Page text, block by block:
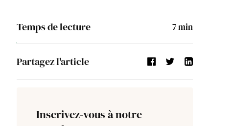
Temps de lecture 7min
Partagez l'article
Inscrivez-vous à notre
suivi des